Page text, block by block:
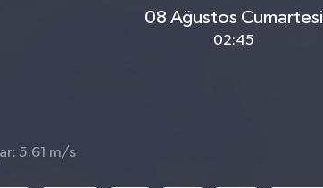
08 Ağustos Cumartesi
02:45
5.61 m/s